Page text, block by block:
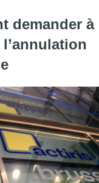
demander à